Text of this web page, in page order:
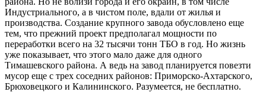
Индустриального, а в чистом поле, вдали от жилья и
производства. Создание крупного завода обусловлено еще
тем, что прежний проект предполагал мощности по
переработки всего на 32 тысячи тонн ТБО в год. Но жизнь
уже показывает, что этого мало даже для одного
Тимашевского района. А ведь на завод планируется повезти
мусор еще с трех соседних районов: Приморско-Ахтарского,
Брюховецкого и Калининского. Разумеется, не бесплатно.